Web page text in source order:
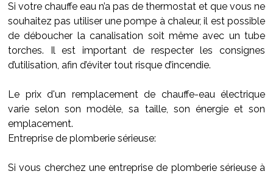
Si votre chauffe eau n’a pas de thermostat et que vous ne
souhaitez pas utiliser une pompe à chaleur, il est possible
de déboucher la canalisation soit même avec un tube
torches. Il est important de respecter les consignes
d’utilisation, afin d’éviter tout risque d’incendie.
Le prix d'un remplacement de chauffe-eau électrique
varie selon son modèle, sa taille, son énergie et son
emplacement.
Entreprise de plomberie sérieuse:
Si vous cherchez une entreprise de plomberie sérieuse à